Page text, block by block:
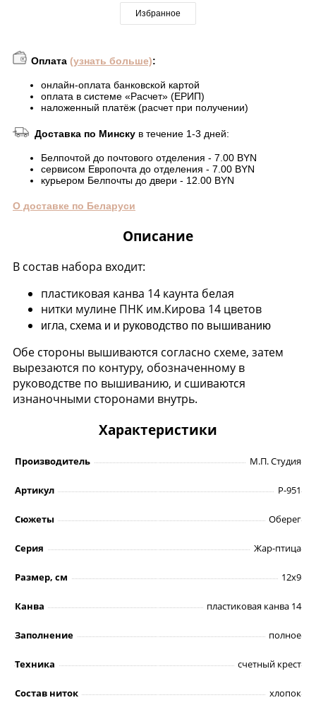
Избранное
Оплата (узнать больше):
онлайн-оплата банковской картой
оплата в системе «Расчет» (ЕРИП)
наложенный платёж (расчет при получении)
Доставка по Минску в течение 1-3 дней:
Белпочтой до почтового отделения - 7.00 BYN
сервисом Европочта до отделения - 7.00 BYN
курьером Белпочты до двери - 12.00 BYN
О доставке по Беларуси
Описание
В состав набора входит:
пластиковая канва 14 каунта белая
нитки мулине ПНК им.Кирова 14 цветов
игла, схема и и руководство по вышиванию
Обе стороны вышиваются согласно схеме, затем
вырезаются по контуру, обозначенному в
руководстве по вышиванию, и сшиваются
изнаночными сторонами внутрь.
Характеристики
Производитель М.П. Студия
Артикул Р-951
Сюжеты Оберег
Серия Жар-птица
Размер, см 12х9
Канва пластиковая канва 14
Заполнение полное
Техника счетный крест
Состав ниток хлопок